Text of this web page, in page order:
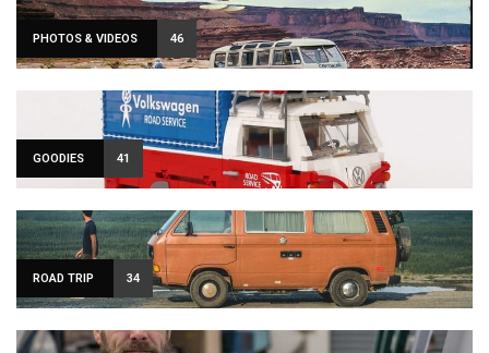
PHOTOS & VIDEOS 46
GOODIES 41
ROAD TRIP 34